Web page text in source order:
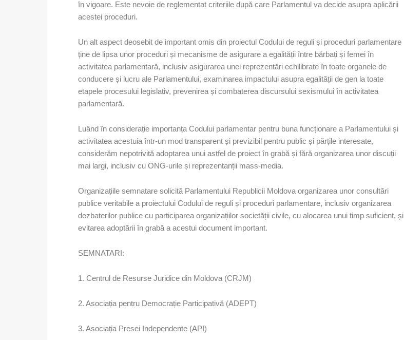
în vigoare. Este nevoie de reglementat criteriile după care Parlamentul va decide asupra aplicării
acestei proceduri.
Un alt aspect deosebit de important omis din proiectul Codului de reguli și proceduri parlamentare
ține de lipsa unor proceduri și mecanisme de asigurare a egalității între bărbați și femei în
activitatea parlamentară, inclusiv asigurarea unei reprezentări echilibrate în toate organele de
conducere și lucru ale Parlamentului, examinarea impactului asupra egalității de gen la toate
etapele procesului legislativ, prevenirea și combaterea discursului sexismului în activitatea
parlamentară.
Luând în considerație importanța Codului parlamentar pentru buna funcționare a Parlamentului și
activitatea acestuia într-un mod transparent și previzibil pentru public și părțile interesate,
considerăm nepotrivită adoptarea unui astfel de proiect în grabă și fără organizarea unor discuții
mai largi, inclusiv cu ONG-urile și reprezentanții mass-media.
Organizațiile semnatare solicită Parlamentului Republicii Moldova organizarea unor consultări
publice veritabile a proiectului Codului de reguli și proceduri parlamentare, inclusiv organizarea
dezbaterilor publice cu participarea organizațiilor societății civile, cu alocarea unui timp suficient, și
evitarea adoptării în grabă a acestui document important.
SEMNATARI:
1. Centrul de Resurse Juridice din Moldova (CRJM)
2. Asociația pentru Democrație Participativă (ADEPT)
3. Asociația Presei Independente (API)